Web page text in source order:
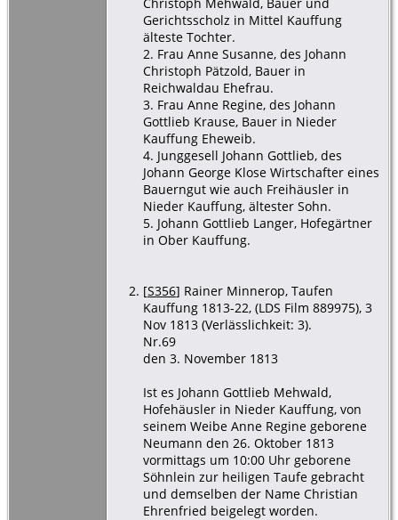
Gerichtsscholz in Mittel Kauffung
älteste Tochter.
2. Frau Anne Susanne, des Johann
Christoph Pätzold, Bauer in
Reichwaldau Ehefrau.
3. Frau Anne Regine, des Johann
Gottlieb Krause, Bauer in Nieder
Kauffung Eheweib.
4. Junggesell Johann Gottlieb, des
Johann George Klose Wirtschafter eines
Bauerngut wie auch Freihäusler in
Nieder Kauffung, ältester Sohn.
5. Johann Gottlieb Langer, Hofegärtner
in Ober Kauffung.
[S356] Rainer Minnerop, Taufen
Kauffung 1813-22, (LDS Film 889975), 3
Nov 1813 (Verlässlichkeit: 3).
Nr.69
den 3. November 1813
Ist es Johann Gottlieb Mehwald,
Hofehäusler in Nieder Kauffung, von
seinem Weibe Anne Regine geborene
Neumann den 26. Oktober 1813
vormittags um 10:00 Uhr geborene
Söhnlein zur heiligen Taufe gebracht
und demselben der Name Christian
Ehrenfried beigelegt worden.